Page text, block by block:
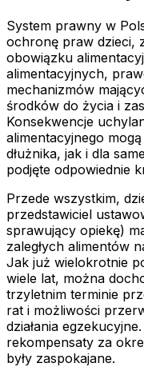
System prawny w
ochronę praw dzieci,
obowiązku
alimentacyjnych,
mechanizmów
środków do życia i
Konsekwencje
alimentacyjnego
dłużnika, jak i dla
podjęte odpowiednie
Przede wszystkim,
przedstawiciel
sprawujący opiekę)
zaległych alimentów
Jak już wielokrotnie
wiele lat, można
trzyletnim terminie
rat i możliwości
działania
rekompensaty za
były zaspokajane.